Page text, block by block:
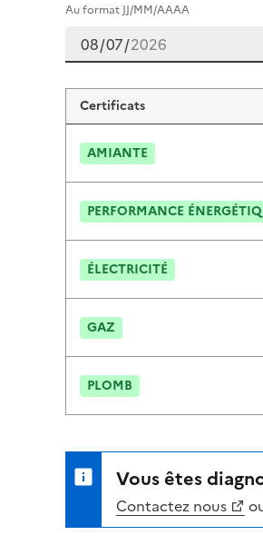
Au format JJ/MM/AAAA
Certificats de
Certificats
AMIANTE
PERFORMANCE
ÉLECTRICITÉ
GAZ
PLOMB
Vous êtes
Contactez nous